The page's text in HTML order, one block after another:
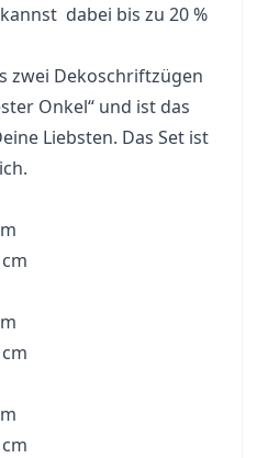
dabei bis zu 20 %
zwei Dekoschriftzügen
Onkel“ und ist das
Liebsten. Das Set ist